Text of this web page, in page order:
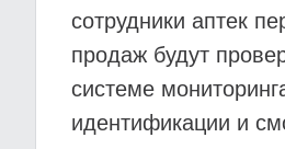
сотрудники аптек
продаж будут
системе
идентификации и